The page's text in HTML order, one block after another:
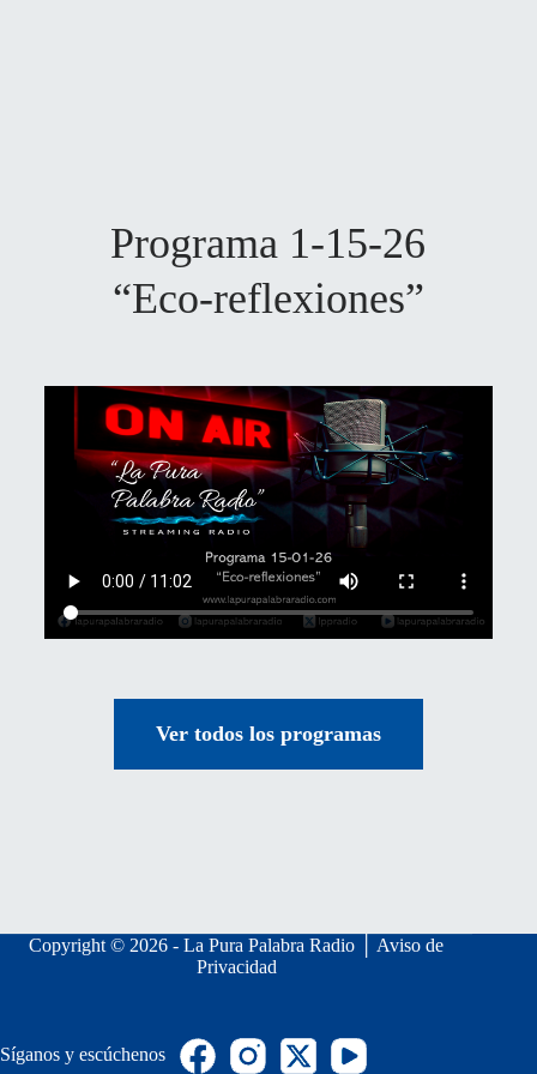
Programa 1-15-26
“Eco-reflexiones”
Ver todos los programas
Copyright © 2026 - La Pura Palabra Radio │ Aviso de
Privacidad
Síganos y escúchenos